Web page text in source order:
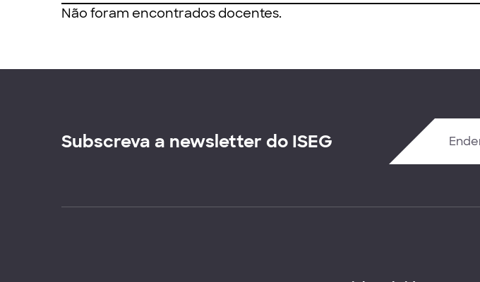
Não foram encontrados docentes.
Subscreva a newsletter do ISEG